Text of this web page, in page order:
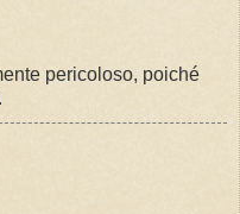
pericoloso, poiché